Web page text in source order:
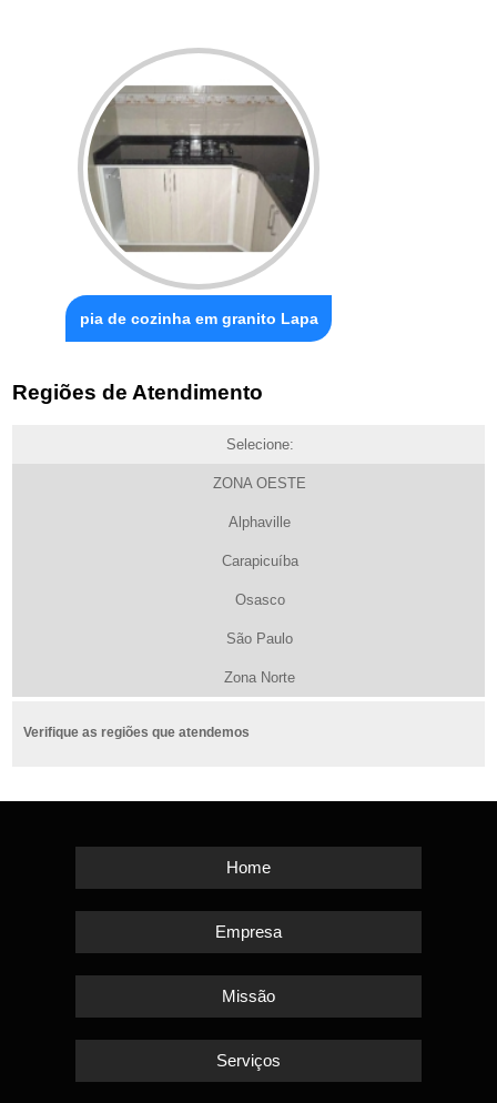
pia de cozinha em granito Lapa
Regiões de Atendimento
Selecione:
ZONA OESTE
Alphaville
Carapicuíba
Osasco
São Paulo
Zona Norte
Verifique as regiões que atendemos
Home
Empresa
Missão
Serviços